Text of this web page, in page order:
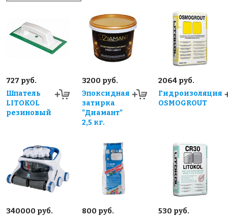
727 руб.
Шпатель
LITOKOL
резиновый
3200 руб.
Эпоксидная
затирка
"Диамант"
2,5 кг.
2064 руб.
Гидроизоляция
OSMOGROUT
340000 руб.
800 руб.
530 руб.